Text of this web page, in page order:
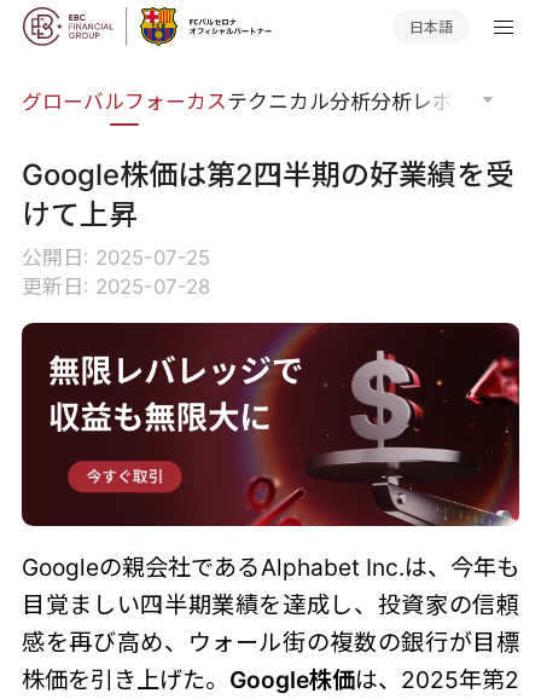
日本語
グローバルフォーカステクニカル分析分析レポート
Google株価は第2四半期の好業績を受
けて上昇
公開日: 2025-07-25
更新日: 2025-07-28
Googleの親会社であるAlphabet Inc.は、今年も
目覚ましい四半期業績を達成し、投資家の信頼
感を再び高め、ウォール街の複数の銀行が目標
株価を引き上げた。 Google株価は、2025年第2